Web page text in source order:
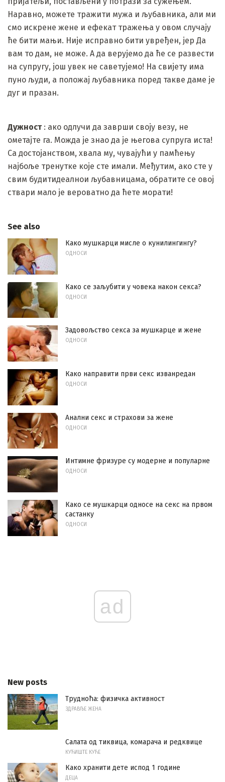
Наравно, можете тражити мужа и љубавника, али ми
смо искрене жене и ефекат тражења у овом случају
ће бити мањи. Није исправно бити увређен, јер Да
вам то дам, не може. А да верујемо да ће се развести
на супругу, још увек не саветујемо! На свијету има
пуно људи, а положај љубавника поред такве даме је
дуг и празан.
Дужност: ако одлучи да заврши своју везу, не
ометајте га. Можда је знао да је његова супруга иста!
Са достојанством, хвала му, чувајући у памћењу
најбоље тренутке које сте имали. Међутим, ако сте у
свим будитидеалнои љубавницама, обратите се овој
ствари мало је вероватно да ћете морати!
See also
Како мушкарци мисле о кунилингингу?
ОДНОСИ
Како се заљубити у човека након секса?
ОДНОСИ
Задовољство секса за мушкарце и жене
ОДНОСИ
Како направити први секс изванредан
ОДНОСИ
Анални секс и страхови за жене
ОДНОСИ
Интимне фризуре су модерне и популарне
ОДНОСИ
Како се мушкарци односе на секс на првом
састанку
ОДНОСИ
ad
New posts
Трудноћа: физичка активност
ЗДРАВЉЕ ЖЕНА
Салата од тиквица, комарача и редквице
КУЋИШТЕ КУЋЕ
Како хранити дете испод 1 године
ДЕЦА